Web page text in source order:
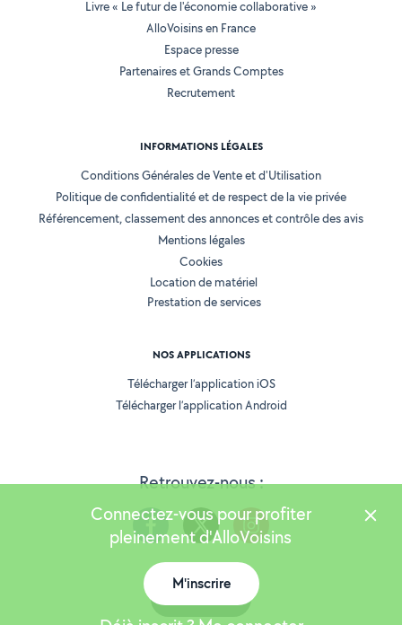
Retrouvez-nous :
Livre « Le futur de l'économie collaborative »
AlloVoisins en France
Espace presse
Partenaires et Grands Comptes
Recrutement
INFORMATIONS LÉGALES
Conditions Générales de Vente et d'Utilisation
Politique de confidentialité et de respect de la vie privée
Référencement, classement des annonces et contrôle des avis
Mentions légales
Cookies
Location de matériel
Prestation de services
NOS APPLICATIONS
Télécharger l’application iOS
Télécharger l’application Android
Version 25.5.3
Connectez-vous pour profiter
pleinement d'AlloVoisins
M'inscrire